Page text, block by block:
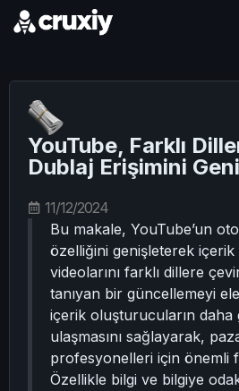
YouTube, Farklı
Dublaj Erişimini
11/12/2024
Bu makale, YouTube’un
özelliğini genişleterek
videolarını farklı dillere
tanıyan bir güncellemeyi
içerik oluşturucuların daha
ulaşmasını sağlayarak,
profesyonelleri için önemli
Özellikle bilgi ve bilgiye